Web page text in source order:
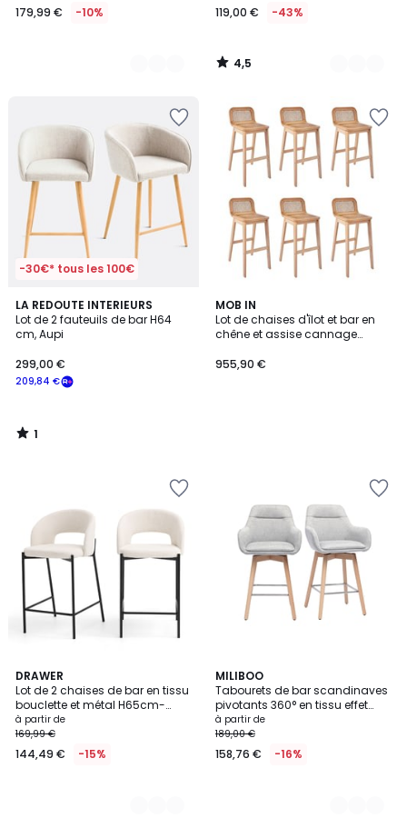
179,99 € -10% 119,00 € -43%
4,5
/
-30€* tous les 100€
LA REDOUTE INTERIEURS
Lot de 2 fauteuils de bar H64
cm, Aupi
209,84 €
299,00 €
1
/
5
1
/
MOB IN
Lot de chaises d'îlot et bar en
chêne et assise cannage
955,90 €
DRAWER
Lot de 2 chaises de bar en tissu
bouclette et métal H65cm-
SOREN
à partir de
169,99 €
144,49 € -15%
2
Couleurs
MILIBOO
Tabourets de bar scandinaves
pivotants 360° en tissu effet
velours texturé beige et bois
clair H65 cm (lot de 2) ALESS
à partir de
189,00 €
158,76 € -16%
2
Couleurs